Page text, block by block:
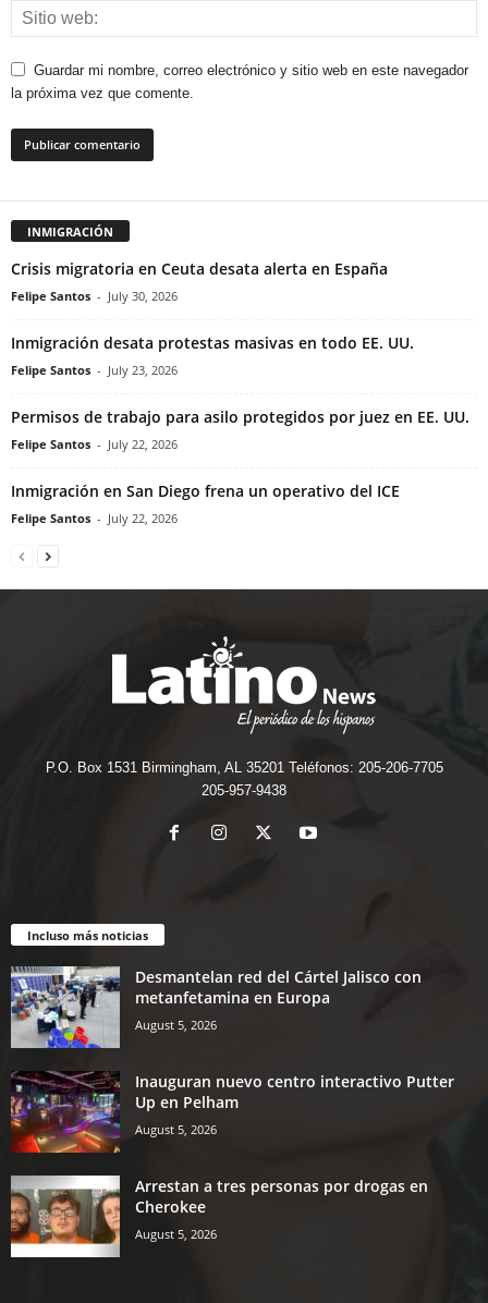
Guardar mi nombre, correo electrónico y sitio web en este navegador
la próxima vez que comente.
INMIGRACIÓN
Crisis migratoria en Ceuta desata alerta en España
Felipe Santos - July 30, 2026
Inmigración desata protestas masivas en todo EE. UU.
Felipe Santos - July 23, 2026
Permisos de trabajo para asilo protegidos por juez en EE. UU.
Felipe Santos - July 22, 2026
Inmigración en San Diego frena un operativo del ICE
Felipe Santos - July 22, 2026
P.O. Box 1531 Birmingham, AL 35201 Teléfonos: 205-206-7705
205-957-9438
Incluso más noticias
Desmantelan red del Cártel Jalisco con
metanfetamina en Europa
August 5, 2026
Inauguran nuevo centro interactivo Putter
Up en Pelham
August 5, 2026
Arrestan a tres personas por drogas en
Cherokee
August 5, 2026